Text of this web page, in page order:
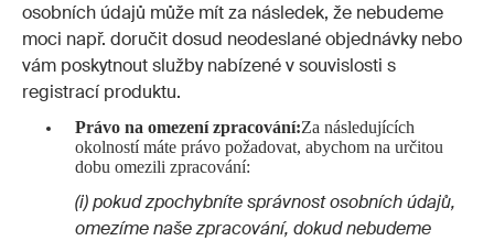
osobních údajů může mít za následek, že nebudeme
moci např. doručit dosud neodeslané objednávky nebo
vám poskytnout služby nabízené v souvislosti s
registrací produktu.
Právo na omezení zpracování:Za následujících
okolností máte právo požadovat, abychom na určitou
dobu omezili zpracování:
(i) pokud zpochybníte správnost osobních údajů,
omezíme naše zpracování, dokud nebudeme